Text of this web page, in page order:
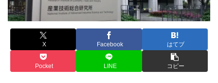
X Facebook はてブ
Pocket LINE コピー